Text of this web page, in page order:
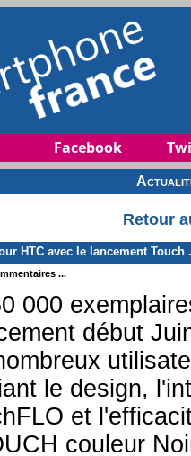
Facebook
Retour
HTC avec le lancement Touch
...
000
début
le design,
et
couleur